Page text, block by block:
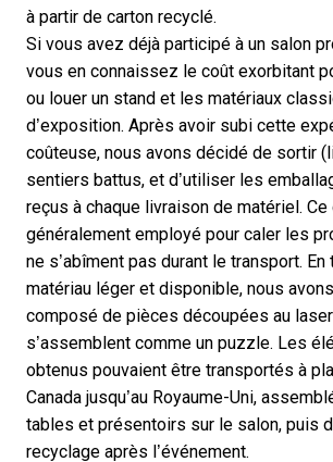
à partir de carton recyclé.
Si vous avez déjà participé à un salon
vous en connaissez le coût exorbitant
ou louer un stand et les matériaux
d’exposition. Après avoir subi cette
coûteuse, nous avons décidé de sortir
sentiers battus, et d’utiliser les
reçus à chaque livraison de matériel.
généralement employé pour caler les
ne s’abîment pas durant le transport.
matériau léger et disponible, nous
composé de pièces découpées au
s’assemblent comme un puzzle. Les
obtenus pouvaient être transportés à
Canada jusqu’au Royaume-Uni,
tables et présentoirs sur le salon, puis
recyclage après l’événement.